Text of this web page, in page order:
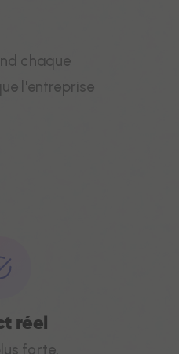
chaque
l'entreprise
réel
forte,